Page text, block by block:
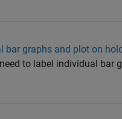
bar graphs and plot on
to label individual bar